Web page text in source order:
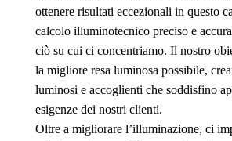
ottenere risultati eccezionali in questo
calcolo illuminotecnico preciso e
ciò su cui ci concentriamo. Il nostro
la migliore resa luminosa possibile,
luminosi e accoglienti che soddisfino
esigenze dei nostri clienti.
Oltre a migliorare l’illuminazione, ci